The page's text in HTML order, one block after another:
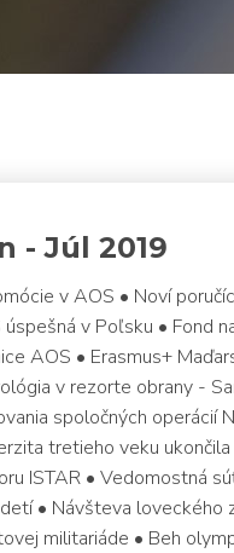
- Júl 2019
v AOS • Noví
v Poľsku • Fond
AOS • Erasmus+
v rezorte obrany -
spoločných operácií
tretieho veku
ISTAR • Vedomostná
• Návšteva loveckého
militariáde • Beh